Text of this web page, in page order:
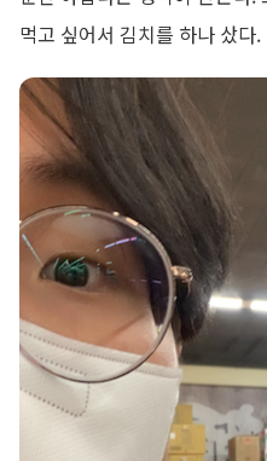
먹고 싶어서 김치를 하나 샀다